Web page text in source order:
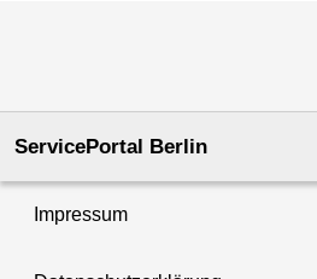
ServicePortal Berlin
Impressum